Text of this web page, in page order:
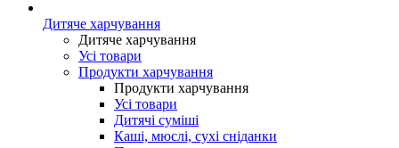
Дитяче харчування
Дитяче харчування
Усі товари
Продукти харчування
Продукти харчування
Усі товари
Дитячі суміші
Каші, мюслі, сухі сніданки